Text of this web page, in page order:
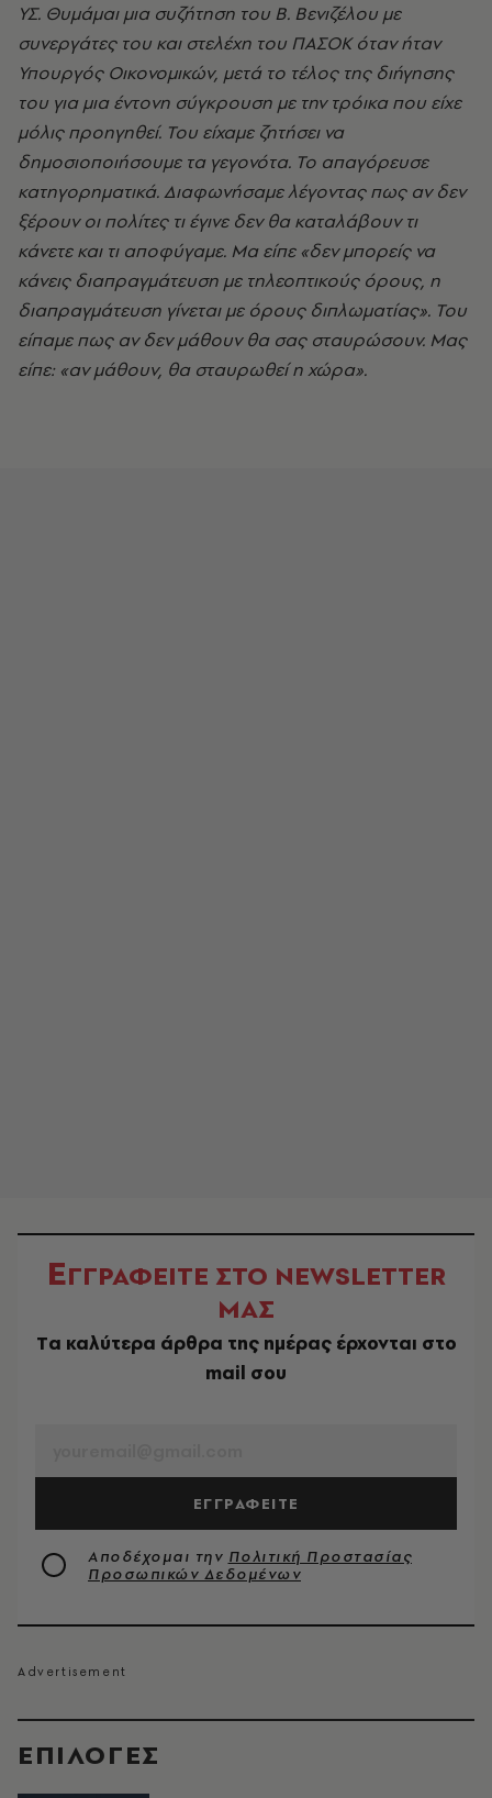
EΠΙΛΟΓΈΣ
ΥΣ. Θυμάμαι μια συζήτηση του Β. Βενιζέλου με
συνεργάτες του και στελέχη του ΠΑΣΟΚ όταν ήταν
Υπουργός Οικονομικών, μετά το τέλος της διήγησης
του για μια έντονη σύγκρουση με την τρόικα που είχε
μόλις προηγηθεί. Του είχαμε ζητήσει να
δημοσιοποιήσουμε τα γεγονότα. Το απαγόρευσε
κατηγορηματικά. Διαφωνήσαμε λέγοντας πως αν δεν
ξέρουν οι πολίτες τι έγινε δεν θα καταλάβουν τι
κάνετε και τι αποφύγαμε. Μα είπε «δεν μπορείς να
κάνεις διαπραγμάτευση με τηλεοπτικούς όρους, η
διαπραγμάτευση γίνεται με όρους διπλωματίας». Του
είπαμε πως αν δεν μάθουν θα σας σταυρώσουν. Μας
είπε: «αν μάθουν, θα σταυρωθεί η χώρα».
ΕΓΓΡΑΦΕΙΤΕ ΣΤΟ NEWSLETTER
ΜΑΣ
Tα καλύτερα άρθρα της ημέρας έρχονται στο
mail σου
ΕΓΓΡΑΦΕΙΤΕ
Αποδέχομαι την Πολιτική Προστασίας
Προσωπικών Δεδομένων